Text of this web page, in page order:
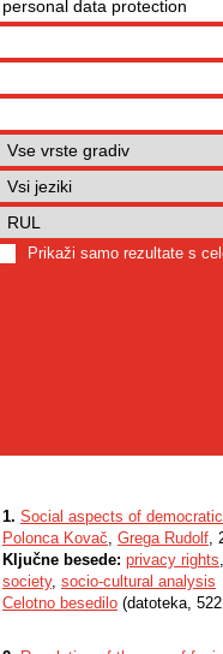
Prikaži samo rezultate s
1. Social aspects of
Polonca Kovač, Grega Rudolf,
Ključne besede: privacy rights,
society, socio-cultural analysis
Celotno besedilo (datoteka,